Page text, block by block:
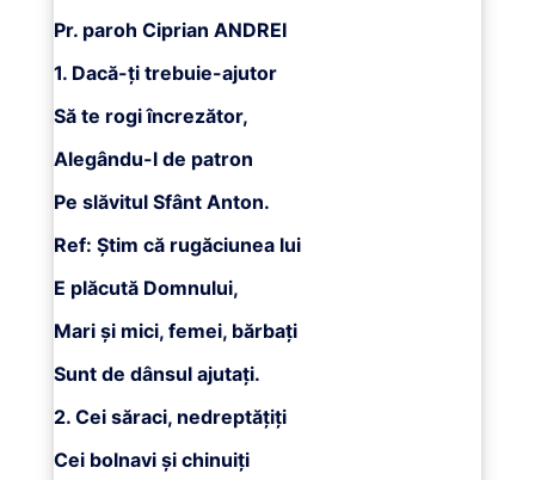
Pr. paroh Ciprian ANDREI
1. Dacă-ţi trebuie-ajutor
Să te rogi încrezător,
Alegându-l de patron
Pe slăvitul Sfânt Anton.
Ref: Ştim că rugăciunea lui
E plăcută Domnului,
Mari şi mici, femei, bărbaţi
Sunt de dânsul ajutaţi.
2. Cei săraci, nedreptăţiţi
Cei bolnavi şi chinuiţi